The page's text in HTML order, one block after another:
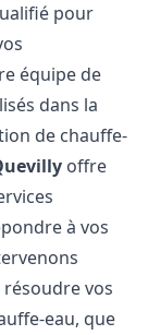
pour
équipe de
dans la
de chauffe-
offre
à vos
vos
eau, que